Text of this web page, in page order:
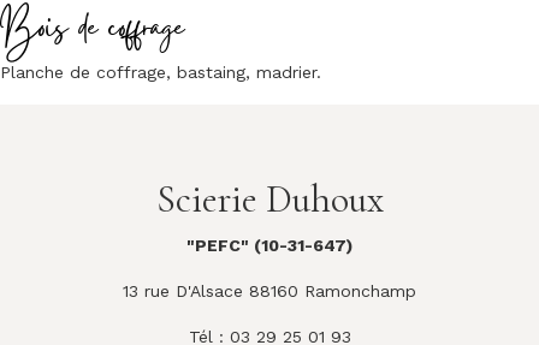
Bois de coffrage
Planche de coffrage, bastaing, madrier.
Scierie Duhoux
"PEFC" (10-31-647)
13 rue D'Alsace 88160 Ramonchamp
Tél : 03 29 25 01 93